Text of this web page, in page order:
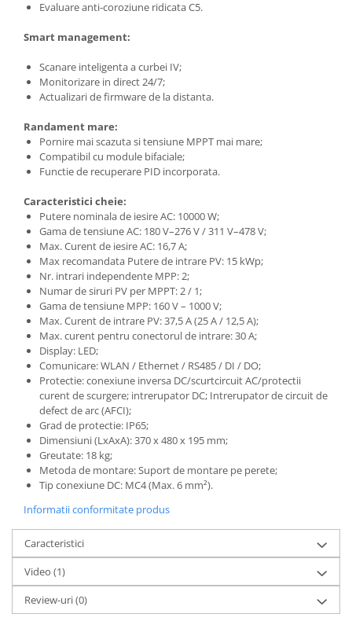
Evaluare anti-coroziune ridicata C5.
Smart management:
Scanare inteligenta a curbei IV;
Monitorizare in direct 24/7;
Actualizari de firmware de la distanta.
Randament mare:
Pornire mai scazuta si tensiune MPPT mai mare;
Compatibil cu module bifaciale;
Functie de recuperare PID incorporata.
Caracteristici cheie:
Putere nominala de iesire AC: 10000 W;
Gama de tensiune AC: 180 V–276 V / 311 V–478 V;
Max. Curent de iesire AC: 16,7 A;
Max recomandata Putere de intrare PV: 15 kWp;
Nr. intrari independente MPP: 2;
Numar de siruri PV per MPPT: 2 / 1;
Gama de tensiune MPP: 160 V – 1000 V;
Max. Curent de intrare PV: 37,5 A (25 A / 12,5 A);
Max. curent pentru conectorul de intrare: 30 A;
Display: LED;
Comunicare: WLAN / Ethernet / RS485 / DI / DO;
Protectie: conexiune inversa DC/scurtcircuit AC/protectii
curent de scurgere; intrerupator DC; Intrerupator de circuit de
defect de arc (AFCI);
Grad de protectie: IP65;
Dimensiuni (LxAxA): 370 x 480 x 195 mm;
Greutate: 18 kg;
Metoda de montare: Suport de montare pe perete;
Tip conexiune DC: MC4 (Max. 6 mm²).
Informatii conformitate produs
Caracteristici
Video (1)
Review-uri(0)